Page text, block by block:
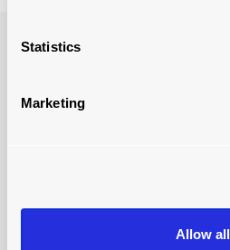
Statistics
Marketing
Allow all